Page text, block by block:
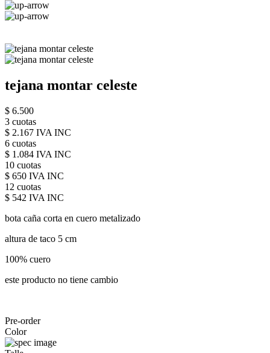
tejana montar celeste
$ 6.500
3 cuotas
$ 2.167 IVA INC
6 cuotas
$ 1.084 IVA INC
10 cuotas
$ 650 IVA INC
12 cuotas
$ 542 IVA INC
bota caña corta en cuero metalizado
altura de taco 5 cm
100% cuero
este producto no tiene cambio
Pre-order
Color